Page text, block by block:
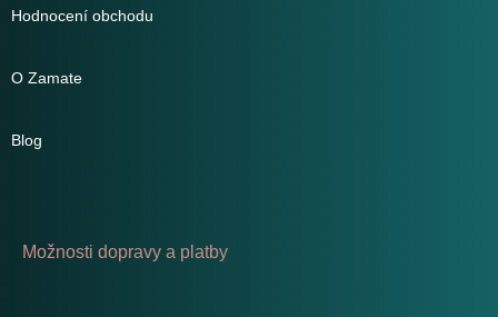
Hodnocení obchodu
O Zamate
Blog
Možnosti dopravy a platby